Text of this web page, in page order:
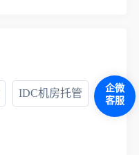
IDC机房托管
企微
客服